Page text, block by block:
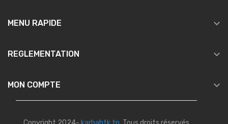
MENU RAPIDE 
REGLEMENTATION 
MON COMPTE 